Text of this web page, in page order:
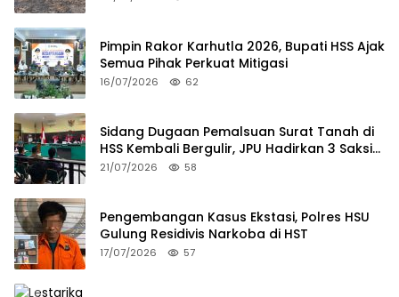
Pimpin Rakor Karhutla 2026, Bupati HSS Ajak
Semua Pihak Perkuat Mitigasi
16/07/2026 62
Sidang Dugaan Pemalsuan Surat Tanah di
HSS Kembali Bergulir, JPU Hadirkan 3 Saksi
Pelapor
21/07/2026 58
Pengembangan Kasus Ekstasi, Polres HSU
Gulung Residivis Narkoba di HST
17/07/2026 57